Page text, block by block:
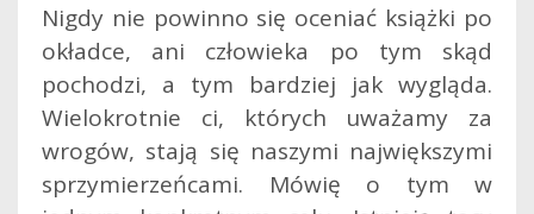
Nigdy nie powinno się oceniać książki po
okładce, ani człowieka po tym skąd
pochodzi, a tym bardziej jak wygląda.
Wielokrotnie ci, których uważamy za
wrogów, stają się naszymi największymi
sprzymierzeńcami. Mówię o tym w